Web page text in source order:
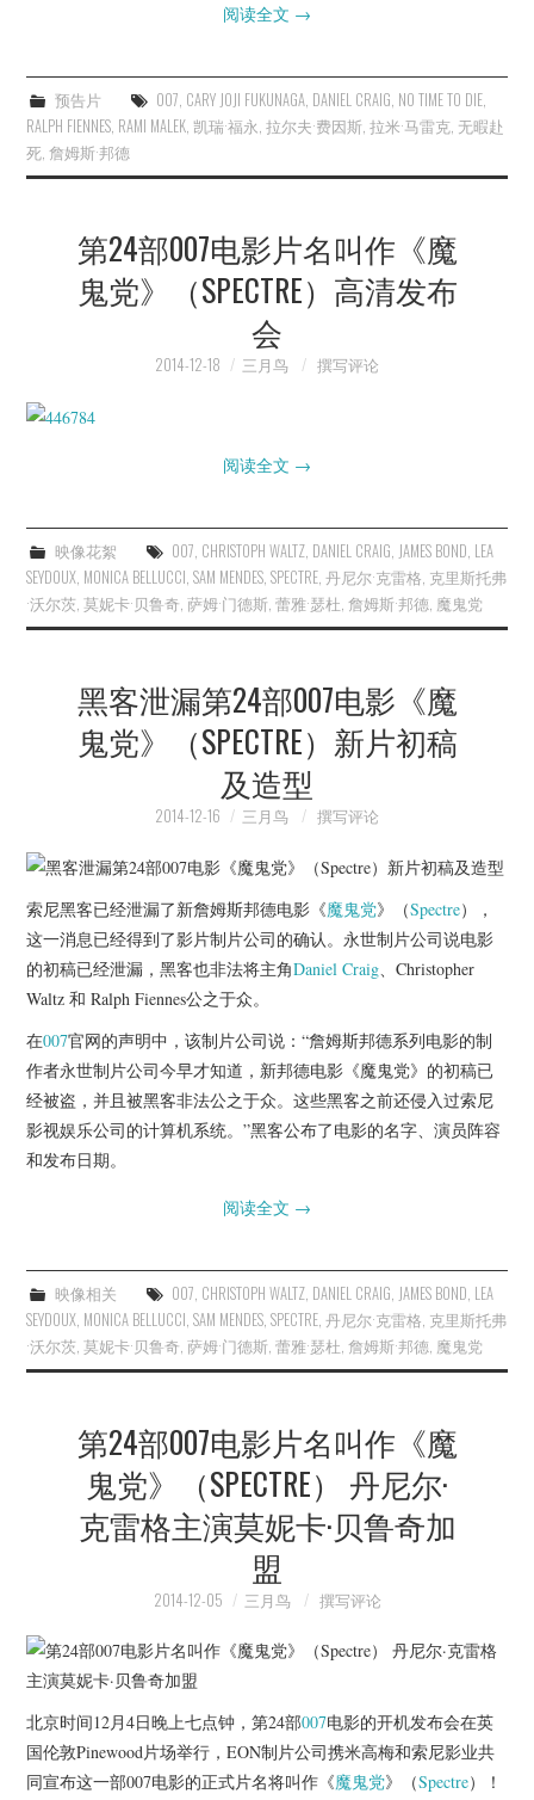
阅读全文 →
预告片 007 CARY JOJI FUKUNAGA, DANIEL CRAIG NO TIME TO DIE,
RALPH FIENNES RAMI MALEK ,凯瑞·福永 ,拉尔夫·费因斯 ,拉米·马雷克 无暇赴
死 ,詹姆斯·邦德
第24部007电影片名叫作《魔
鬼党》（SPECTRE）高清发布
会
2014-12-18 三月鸟 撰写评论
阅读全文 →
映像花絮 007 CHRISTOPH WALTZ, DANIEL CRAIG JAMES BOND LEA
SEYDOUX MONICA BELLUCCI ,SAM MENDES ,SPECTRE ,丹尼尔·克雷格 克里斯托弗
·沃尔茨 ,莫妮卡·贝鲁奇 ,萨姆·门德斯 ,蕾雅·瑟杜 ,詹姆斯·邦德 魔鬼党
黑客泄漏第24部007电影《魔
鬼党》（SPECTRE）新片初稿
及造型
2014-12-16 三月鸟 撰写评论
索尼黑客已经泄漏了新詹姆斯邦德电影《魔鬼党》（Spectre），
这一消息已经得到了影片制片公司的确认。永世制片公司说电影
的初稿已经泄漏，黑客也非法将主角Daniel Craig、Christopher
Waltz 和 Ralph Fiennes公之于众。
在007官网的声明中，该制片公司说：“詹姆斯邦德系列电影的制
作者永世制片公司今早才知道，新邦德电影《魔鬼党》的初稿已
经被盗，并且被黑客非法公之于众。这些黑客之前还侵入过索尼
影视娱乐公司的计算机系统。”黑客公布了电影的名字、演员阵容
和发布日期。
阅读全文 →
映像相关 007, CHRISTOPH WALTZ, DANIEL CRAIG, JAMES BOND, LEA
SEYDOUX, MONICA BELLUCCI,SAM MENDES,SPECTRE,丹尼尔·克雷格, 克里斯托弗
·沃尔茨,莫妮卡·贝鲁奇,萨姆·门德斯,蕾雅·瑟杜,詹姆斯·邦德, 魔鬼党
第24部007电影片名叫作《魔
鬼党》（SPECTRE） 丹尼尔·
克雷格主演莫妮卡·贝鲁奇加
盟
2014-12-05 三月鸟 撰写评论
北京时间12月4日晚上七点钟，第24部007电影的开机发布会在英
国伦敦Pinewood片场举行，EON制片公司携米高梅和索尼影业共
同宣布这一部007电影的正式片名将叫作《魔鬼党》（Spectre）！